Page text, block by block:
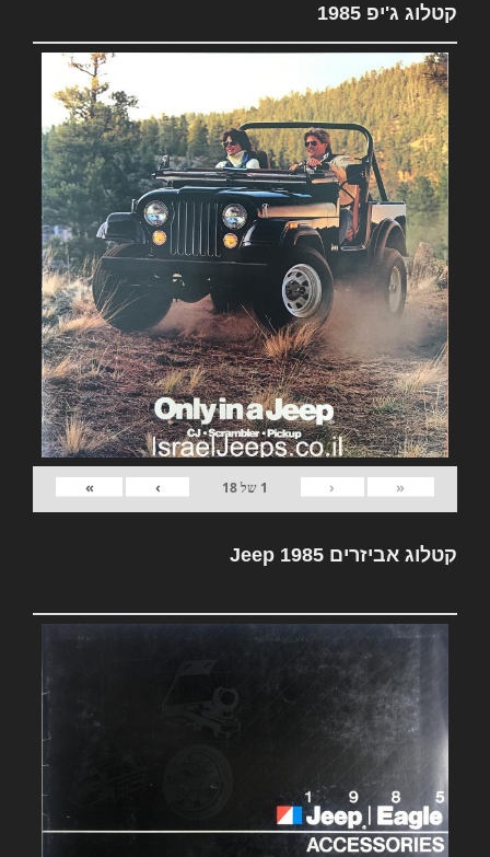
קטלוג ג'יפ 1985
«
‹
1 של18
›
»
קטלוג אביזרים Jeep 1985